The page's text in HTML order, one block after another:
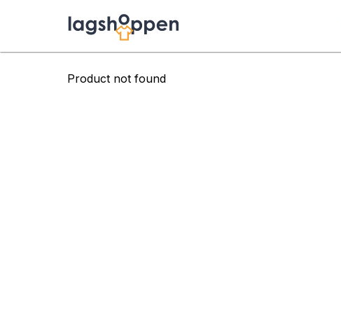
Product not found